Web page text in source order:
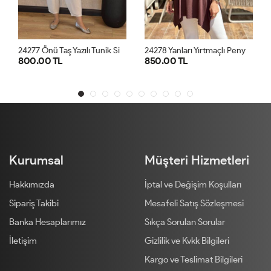
2
4277 Önü Taş Yazılı Tunik Siyah
800.00 TL
2
4278 Yanları Yırtmaçlı Penye Tunik Kahve
850.00 TL
Kurumsal
Hakkımızda
Sipariş Takibi
Banka Hesaplarımız
İletişim
Müşteri Hizmetleri
İptal ve Değişim Koşulları
Mesafeli Satış Sözleşmesi
Sıkça Sorulan Sorular
Gizlilik ve Kvkk Bilgileri
Kargo ve Teslimat Bilgileri